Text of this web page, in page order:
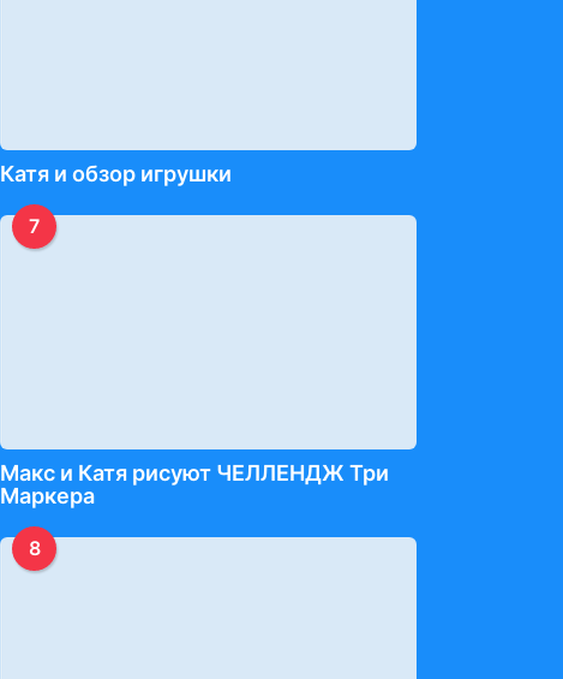
Катя и обзор игрушки
7
Макс и Катя рисуют ЧЕЛЛЕНДЖ Три
Маркера
8